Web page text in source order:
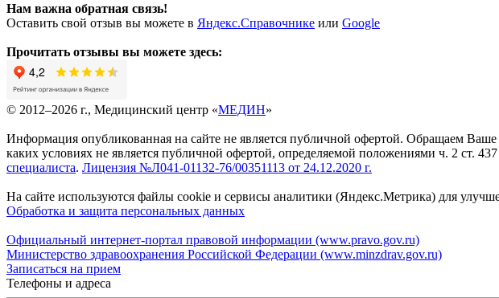
Нам важна обратная связь!
Оставить свой отзыв вы можете в Яндекс.Справочнике или Google
Прочитать отзывы вы можете здесь:
© 2012–2026 г., Медицинский центр «МЕДИН»
Информация опубликованная на сайте не является публичной офертой. Обращаем
каких условиях не является публичной офертой, определяемой положениями ч. 2 ст.
специалиста. Лицензия №Л041-01132-76/00351113 от 24.12.2020 г.
На сайте используются файлы cookie и сервисы аналитики (Яндекс.Метрика) для
Обработка и защита персональных данных
Официальный интернет-портал правовой информации (www.pravo.gov.ru)
Министерство здравоохранения Российской Федерации (www.minzdrav.gov.ru)
Записаться на прием
Телефоны и адреса